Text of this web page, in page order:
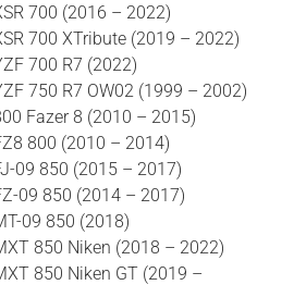
700 (2016 – 2022)
700 XTribute (2019 – 2022)
700 R7 (2022)
750 R7 OW02 (1999 – 2002)
Fazer 8 (2010 – 2015)
800 (2010 – 2014)
09 850 (2015 – 2017)
09 850 (2014 – 2017)
09 850 (2018)
850 Niken (2018 – 2022)
850 Niken GT (2019 –